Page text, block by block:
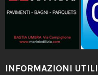
INFORMAZIONI UTILI